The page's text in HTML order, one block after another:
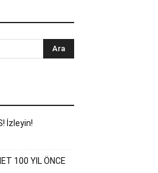
İzleyin!
100 YIL ÖNCE